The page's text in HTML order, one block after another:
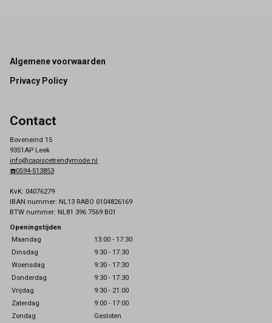
Footer
Algemene voorwaarden
Privacy Policy
Contact
Boveneind 15
9351AP Leek
info@capiscetrendymode.nl
☎️0594-513853
KvK: 04076279
IBAN nummer: NL13 RABO 0104826169
BTW nummer: NL81 396 7569 B01
Openingstijden
Maandag
13:00 - 17:30
Dinsdag
9:30 - 17:30
Woensdag
9:30 - 17:30
Donderdag
9:30 - 17:30
Vrijdag
9:30 - 21:00
Zaterdag
9:00 - 17:00
Zondag
Gesloten